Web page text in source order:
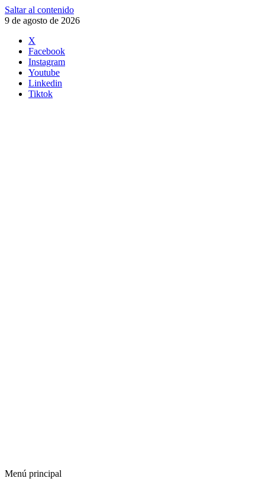
Saltar al contenido
9 de agosto de 2026
X
Facebook
Instagram
Youtube
Linkedin
Tiktok
Menú principal